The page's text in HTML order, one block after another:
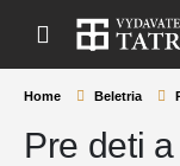
Home Beletria
Pre deti